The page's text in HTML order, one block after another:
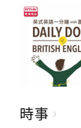
時事